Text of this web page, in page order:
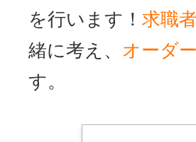
を行います！ 求職
緒に考え、 オーダ
す。